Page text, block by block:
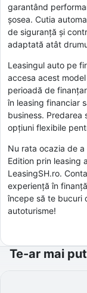
garantând
șosea. Cutia
de siguranță și
adaptată atât
Leasingul auto pe
accesa acest
perioadă de
în leasing financiar
business. Predarea
opțiuni flexibile
Nu rata ocazia de a
Edition prin leasing
LeasingSH.ro.
experiență în
începe să te bucuri
autoturisme!
Te-ar mai